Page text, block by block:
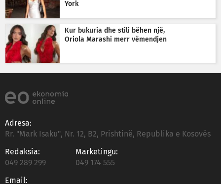
York
Kur bukuria dhe stili bëhen një,
Oriola Marashi merr vëmendjen
Adresa:
Rr. "Mark Isaku", Nr. 12, B2, Prishtinë, Republika e Kosovës
Redaksia:
049 289 299
Marketingu:
049 174 555
Email: